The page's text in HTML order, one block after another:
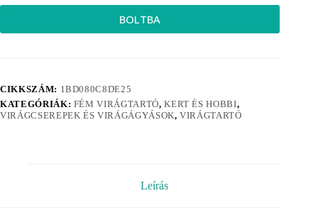
BOLTBA
CIKKSZÁM: 1BD080C8DE25
KATEGÓRIÁK: FÉM VIRÁGTARTÓ,KERT ÉS HOBBI,
VIRÁGCSEREPEK ÉS VIRÁGÁGYÁSOK,VIRÁGTARTÓ
Leírás